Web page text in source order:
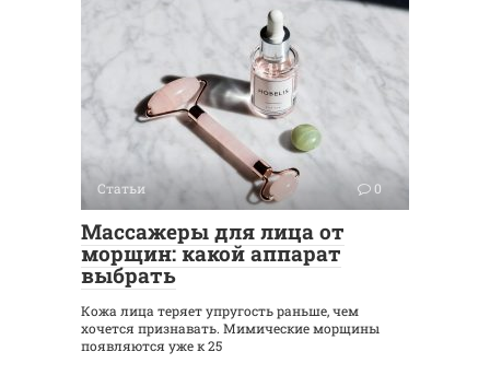
Статьи 0
Массажеры для лица от
морщин: какой аппарат
выбрать
Кожа лица теряет упругость раньше, чем
хочется признавать. Мимические морщины
появляются уже к 25